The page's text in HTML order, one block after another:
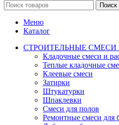
Поиск
Меню
Каталог
СТРОИТЕЛЬНЫЕ СМЕСИ
Кладочные смеси и
Теплые кладочные
Клеевые смеси
Затирки
Штукатурки
Шпаклевки
Смеси для полов
Ремонтные смеси для